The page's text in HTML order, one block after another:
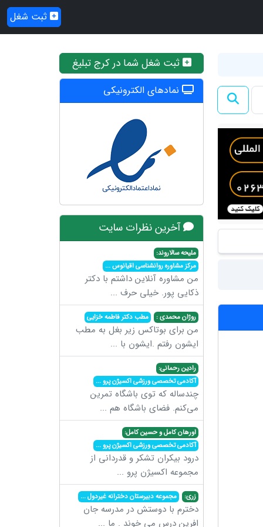
ثبت شغل
ثبت شغل شما در کرج تبلیغ
نمادهای الکترونیکی
آخرین نظرات سایت
ملیحه سالاروند:
مرکز مشاوره روانشناسی اقیانوس...
من مشاوره آنلاین داشتم با دکتر
ذکایی پور. خیلی حرف ...
روژان محمدی : مطب دکتر فاطمه خزایی
من برای بوتاکس زیر بغل به مطب
ایشون رفتم .ایشون با ...
رادین رحمانی:
آکادمی تخصصی ورزشی اکسیژن پرو...
چندساله که توی باشگاه تمرین
می‌کنم. فضای باشگاه هم ...
اورهان کامل و حسین کامل:
آکادمی تخصصی ورزشی اکسیژن پرو...
درود بیکران تشکر و قدردانی از
مجموعه اکسیژن پرو ...
زری: مجموعه دبیرستان دخترانه غیردول...
دخترم با دوستش در مدرسه جان
افرین درس می خوند . ما ...